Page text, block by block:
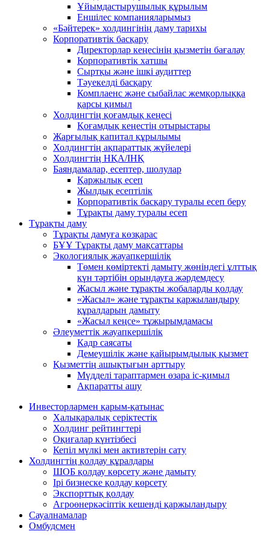
Ұйымдастырушылық құрылым
Еншілес компанияларымыз
«Бәйтерек» холдингінің даму тарихы
Корпоративтік басқару
Директорлар кеңесінің қызметін бағалау
Корпоративтік хатшы
Сыртқы және ішкі аудиттер
Тәуекелді басқару
Комплаенс және сыбайлас жемқорлыққа
қарсы қимыл
Холдингтің қоғамдық кеңесі
Қоғамдық кеңестің отырыстары
Жарғылық капитал құрылымы
Холдингтің ақпараттық жүйелері
Холдингтің НҚА/ІНҚ
Баяндамалар, есептер, шолулар
Қаржылық есеп
Жылдық есептілік
Корпоративтік басқару туралы есеп беру
Тұрақты даму туралы есеп
Тұрақты даму
Тұрақты дамуға көзқарас
БҰҰ Тұрақты даму мақсаттары
Экологиялық жауапкершілік
Төмен көміртекті дамыту жөніндегі ұлттық
күн тәртібін орындауға жәрдемдесу
Жасыл және тұрақты жобаларды қолдау
«Жасыл» және тұрақты қаржыландыру
құралдарын дамыту
«Жасыл кеңсе» тұжырымдамасы
Әлеуметтік жауапкершілік
Кадр саясаты
Демеушілік және қайырымдылық қызмет
Қызметтің ашықтығын арттыру
Мүдделі тараптармен өзара іс-қимыл
Ақпаратты ашу
Инвесторлармен қарым-қатынас
Халықаралық серіктестік
Холдинг рейтингтері
Оқиғалар күнтізбесі
Кепіл мүлкі мен активтерін сату
Холдингтің қолдау құралдары
ШОБ қолдау көрсету және дамыту
Ірі бизнеске қолдау көрсету
Экспорттық қолдау
Агроөнеркәсіптік кешенді қаржыландыру
Сауалнамалар
Омбудсмен